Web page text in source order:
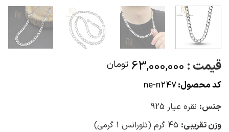
قیمت : 63,000,000 تومان
کد محصول:ne-n247
جنس: نقره عیار 925
وزن تقریبی: